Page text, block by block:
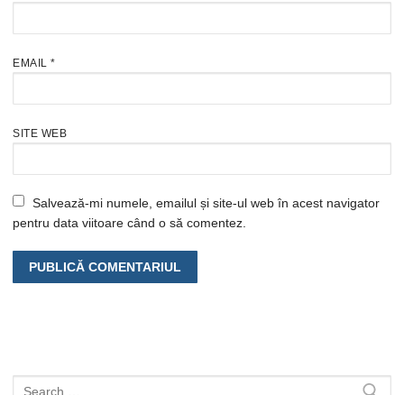
EMAIL *
SITE WEB
Salvează-mi numele, emailul și site-ul web în acest navigator
pentru data viitoare când o să comentez.
Caută